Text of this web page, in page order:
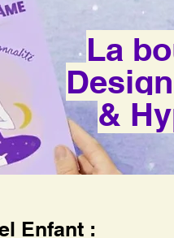
La
&
Enfant :